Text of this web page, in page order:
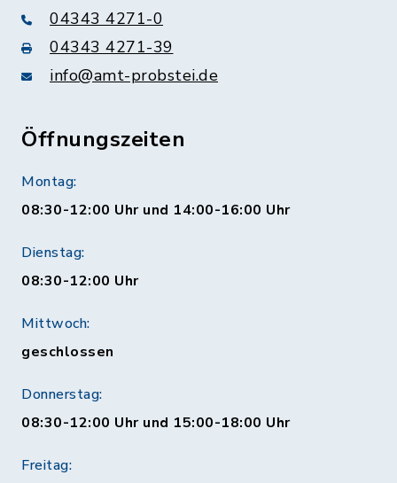
04343 4271-0
04343 4271-39
info@amt-probstei.de
Öffnungszeiten
Montag:
08:30-12:00 Uhr und 14:00-16:00 Uhr
Dienstag:
08:30-12:00 Uhr
Mittwoch:
geschlossen
Donnerstag:
08:30-12:00 Uhr und 15:00-18:00 Uhr
Freitag: